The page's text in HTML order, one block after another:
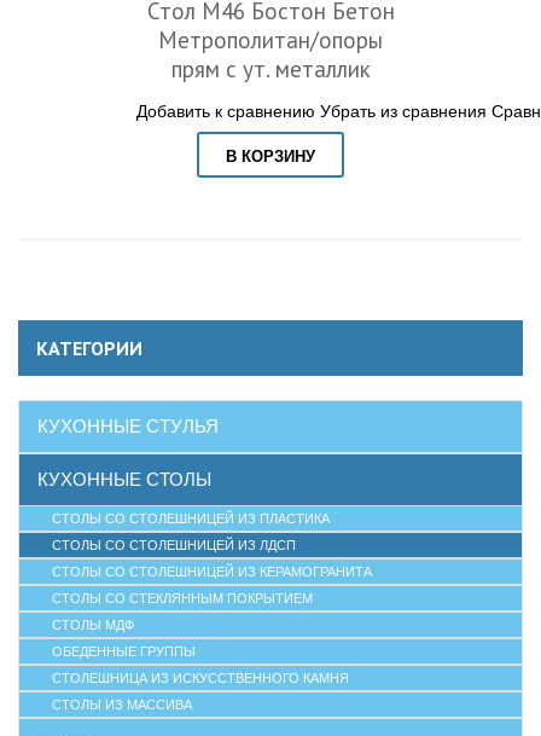
Стол М46 Бостон Бетон
Метрополитан/опоры
прям с ут. металлик
Добавить к сравнению Убрать из сравнения
В КОРЗИНУ
КАТЕГОРИИ
КУХОННЫЕ СТУЛЬЯ
КУХОННЫЕ СТОЛЫ
СТОЛЫ СО СТОЛЕШНИЦЕЙ ИЗ ПЛАСТИКА
СТОЛЫ СО СТОЛЕШНИЦЕЙ ИЗ ЛДСП
СТОЛЫ СО СТОЛЕШНИЦЕЙ ИЗ КЕРАМОГРАНИТА
СТОЛЫ СО СТЕКЛЯННЫМ ПОКРЫТИЕМ
СТОЛЫ МДФ
ОБЕДЕННЫЕ ГРУППЫ
СТОЛЕШНИЦА ИЗ ИСКУССТВЕННОГО КАМНЯ
СТОЛЫ ИЗ МАССИВА